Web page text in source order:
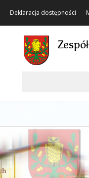
Deklaracja dostępności